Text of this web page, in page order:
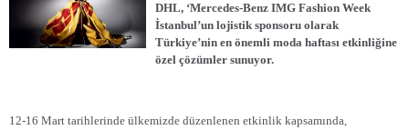
DHL, ‘Mercedes-Benz IMG Fashion Week
İstanbul’un lojistik sponsoru olarak
Türkiye’nin en önemli moda haftası etkinliğine
özel çözümler sunuyor.
12-16 Mart tarihlerinde ülkemizde düzenlenen etkinlik kapsamında,